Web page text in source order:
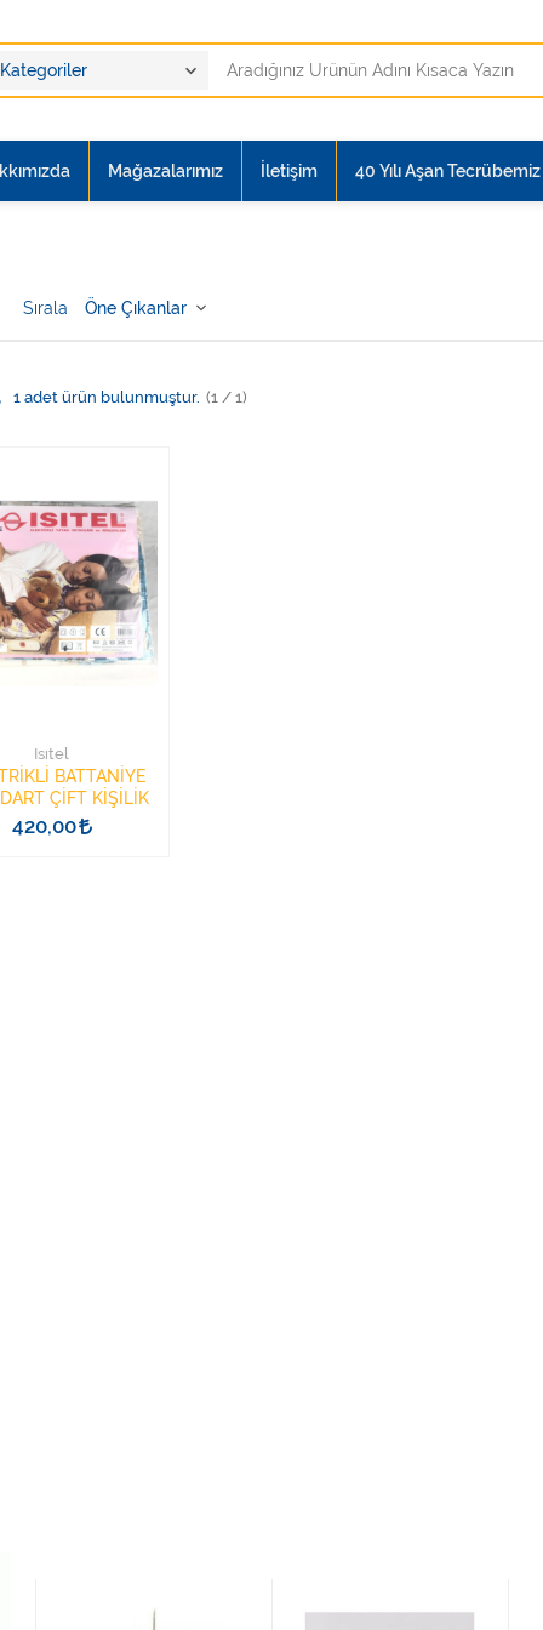
Mağazalarımız İletişim 40 Yılı Aşan
Sırala
1 adet ürün bulunmuştur. (1 / 1)
Isıtel
BATTANİYE
ÇİFT KİŞİLİK
420,00